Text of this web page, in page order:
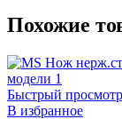
Похожие
Быстрый просмотр
В избранное